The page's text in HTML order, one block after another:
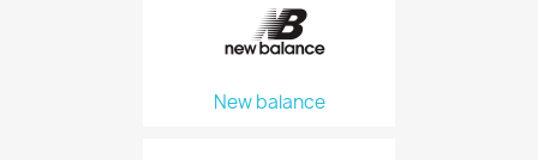
New balance